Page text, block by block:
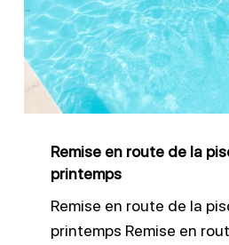
de
la
piscine
Remise en route de la
printemps
Remise en route de la
printemps Remise en